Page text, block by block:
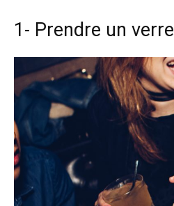
1- Prendre un verre